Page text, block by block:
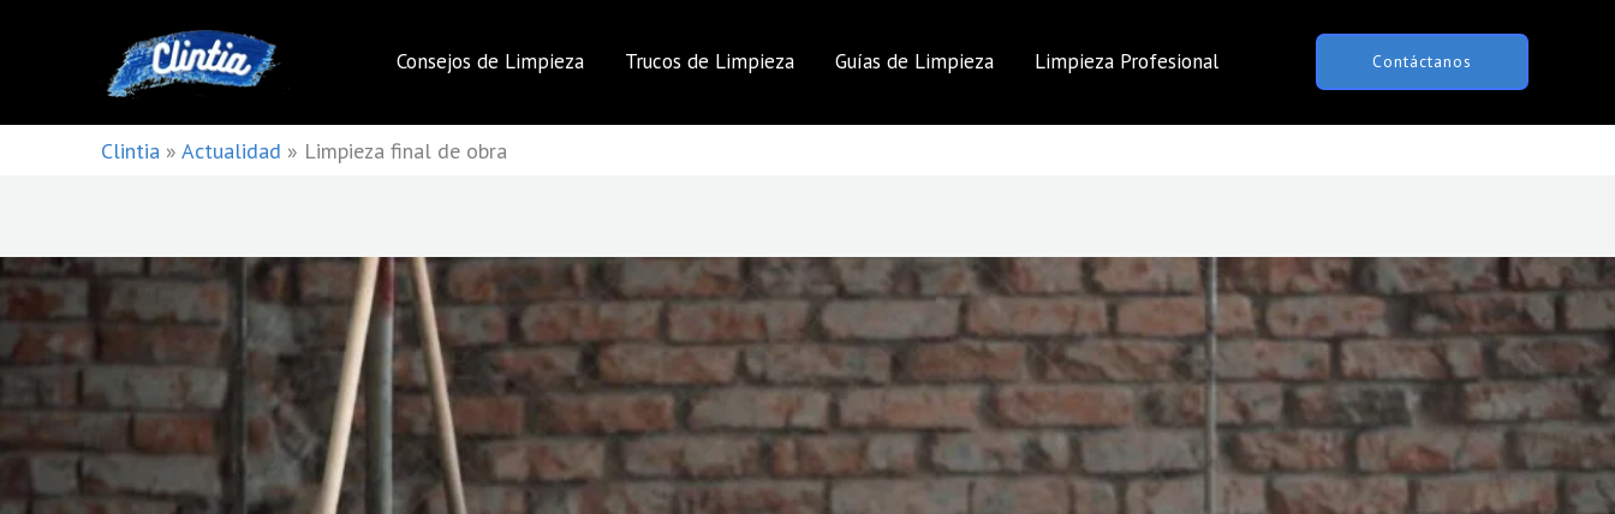
Consejos de Limpieza Trucos de Limpieza Guías de Limpieza Limpieza Profesional Contáctanos
Clintia » Actualidad » Limpieza final de obra